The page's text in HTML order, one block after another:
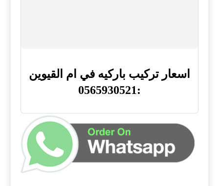
اسعار تركيب باركيه في ام القيوين
:0565930521